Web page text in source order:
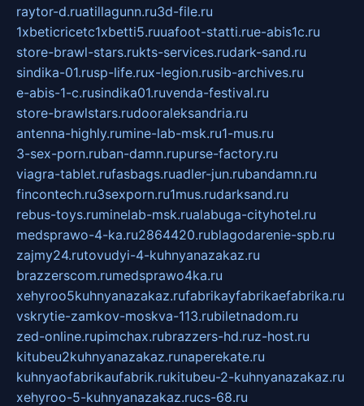
raytor-d.ruatillagunn.ru3d-file.ru
1xbeticricetc1xbetti5.ruuafoot-statti.rue-abis1c.ru
store-brawl-stars.rukts-services.rudark-sand.ru
sindika-01.rusp-life.rux-legion.rusib-archives.ru
e-abis-1-c.rusindika01.ruvenda-festival.ru
store-brawlstars.rudooraleksandria.ru
antenna-highly.rumine-lab-msk.ru1-mus.ru
3-sex-porn.ruban-damn.rupurse-factory.ru
viagra-tablet.rufasbags.ruadler-jun.rubandamn.ru
fincontech.ru3sexporn.ru1mus.rudarksand.ru
rebus-toys.ruminelab-msk.rualabuga-cityhotel.ru
medsprawo-4-ka.ru2864420.rublagodarenie-spb.ru
zajmy24.rutovudyi-4-kuhnyanazakaz.ru
brazzerscom.rumedsprawo4ka.ru
xehyroo5kuhnyanazakaz.rufabrikayfabrikaefabrika.ru
vskrytie-zamkov-moskva-113.rubiletnadom.ru
zed-online.rupimchax.rubrazzers-hd.ruz-host.ru
kitubeu2kuhnyanazakaz.runaperekate.ru
kuhnyaofabrikaufabrik.rukitubeu-2-kuhnyanazakaz.ru
xehyroo-5-kuhnyanazakaz.rucs-68.ru